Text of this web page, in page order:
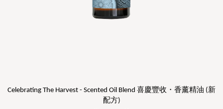
Celebrating The Harvest - Scented Oil Blend 喜慶豐收・香薰精油 (新
配方)